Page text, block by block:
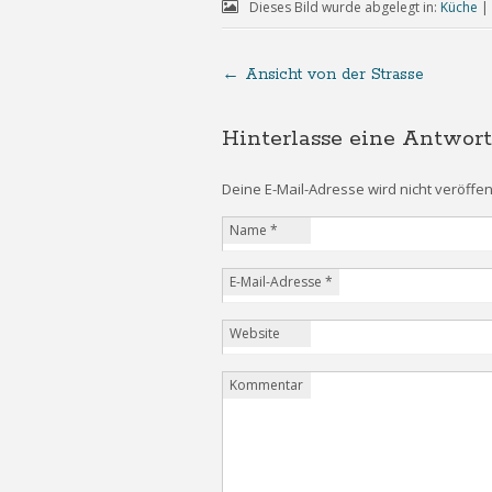
Dieses Bild wurde abgelegt in: Küche |
← Ansicht von der Strasse
Hinterlasse eine Antwort
Deine E-Mail-Adresse wird nicht
Name *
E-Mail-Adresse *
Website
Kommentar